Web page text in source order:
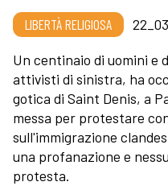
LIBERTÀ RELIGIOSA
Un centinaio di uomini e
attivisti di sinistra, ha
gotica di Saint Denis, a
messa per protestare
sull'immigrazione
una profanazione e
protesta.